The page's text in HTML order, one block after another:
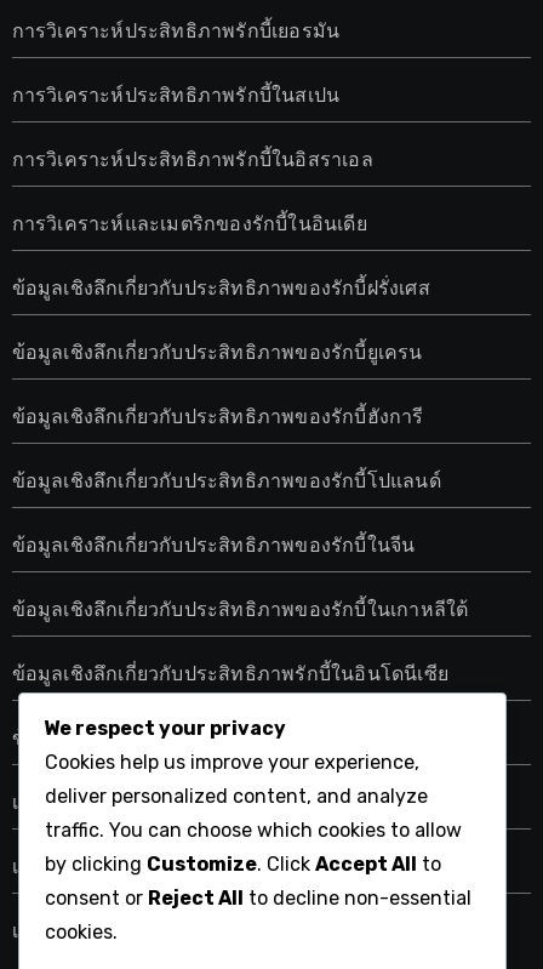
การวิเคราะห์ประสิทธิภาพรักบี้เยอรมัน
การวิเคราะห์ประสิทธิภาพรักบี้ในสเปน
การวิเคราะห์ประสิทธิภาพรักบี้ในอิสราเอล
การวิเคราะห์และเมตริกของรักบี้ในอินเดีย
ข้อมูลเชิงลึกเกี่ยวกับประสิทธิภาพของรักบี้ฝรั่งเศส
ข้อมูลเชิงลึกเกี่ยวกับประสิทธิภาพของรักบี้ยูเครน
ข้อมูลเชิงลึกเกี่ยวกับประสิทธิภาพของรักบี้ฮังการี
ข้อมูลเชิงลึกเกี่ยวกับประสิทธิภาพของรักบี้โปแลนด์
ข้อมูลเชิงลึกเกี่ยวกับประสิทธิภาพของรักบี้ในจีน
ข้อมูลเชิงลึกเกี่ยวกับประสิทธิภาพของรักบี้ในเกาหลีใต้
ข้อมูลเชิงลึกเกี่ยวกับประสิทธิภาพรักบี้ในอินโดนีเซีย
ข้อมูลเชิงลึกเกี่ยวกับประสิทธิภาพรักบี้ในเวียดนาม
เมตริกประสิทธิภาพรักบี้ สหรัฐอเมริกา
เมตริกประสิทธิภาพรักบี้ในญี่ปุ่น
เมตริกประสิทธิภาพรักบี้ในตุรกี
We respect your privacy
Cookies help us improve your experience,
deliver personalized content, and analyze
traffic. You can choose which cookies to allow
by clicking Customize. Click Accept All to
consent or Reject All to decline non-essential
cookies.